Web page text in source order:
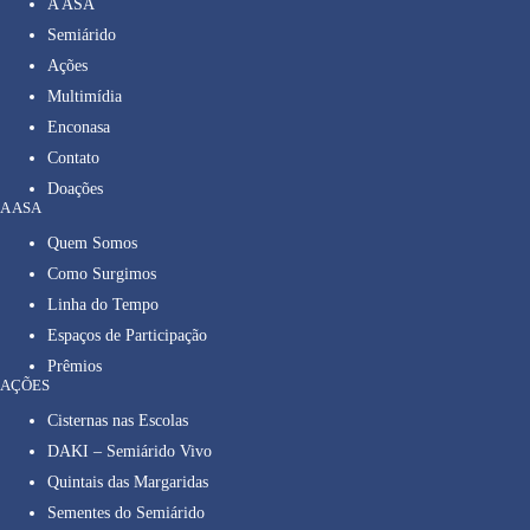
A ASA
Semiárido
Ações
Multimídia
Enconasa
Contato
Doações
A ASA
Quem Somos
Como Surgimos
Linha do Tempo
Espaços de Participação
Prêmios
AÇÕES
Cisternas nas Escolas
DAKI – Semiárido Vivo
Quintais das Margaridas
Sementes do Semiárido